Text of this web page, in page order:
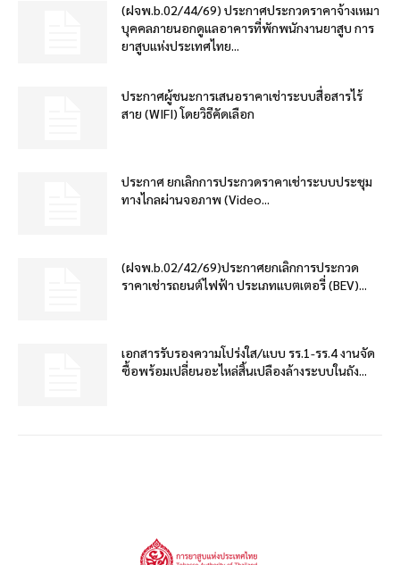
(ฝจพ.b.02/44/69) ประกาศประกวดราคาจ้างเหมา
บุคคลภายนอกดูแลอาคารที่พักพนักงานยาสูบ การ
ยาสูบแห่งประเทศไทย...
ประกาศผู้ชนะการเสนอราคาเช่าระบบสื่อสารไร้
สาย (WIFI) โดยวิธีคัดเลือก
ประกาศ ยกเลิกการประกวดราคาเช่าระบบประชุม
ทางไกลผ่านจอภาพ (Video...
(ฝจพ.b.02/42/69)ประกาศยกเลิกการประกวด
ราคาเช่ารถยนต์ไฟฟ้า ประเภทแบตเตอรี่ (BEV)...
เอกสารรับรองความโปร่งใส/แบบ รร.1-รร.4 งานจัด
ซื้อพร้อมเปลี่ยนอะไหล่สิ้นเปลืองล้างระบบในถัง...